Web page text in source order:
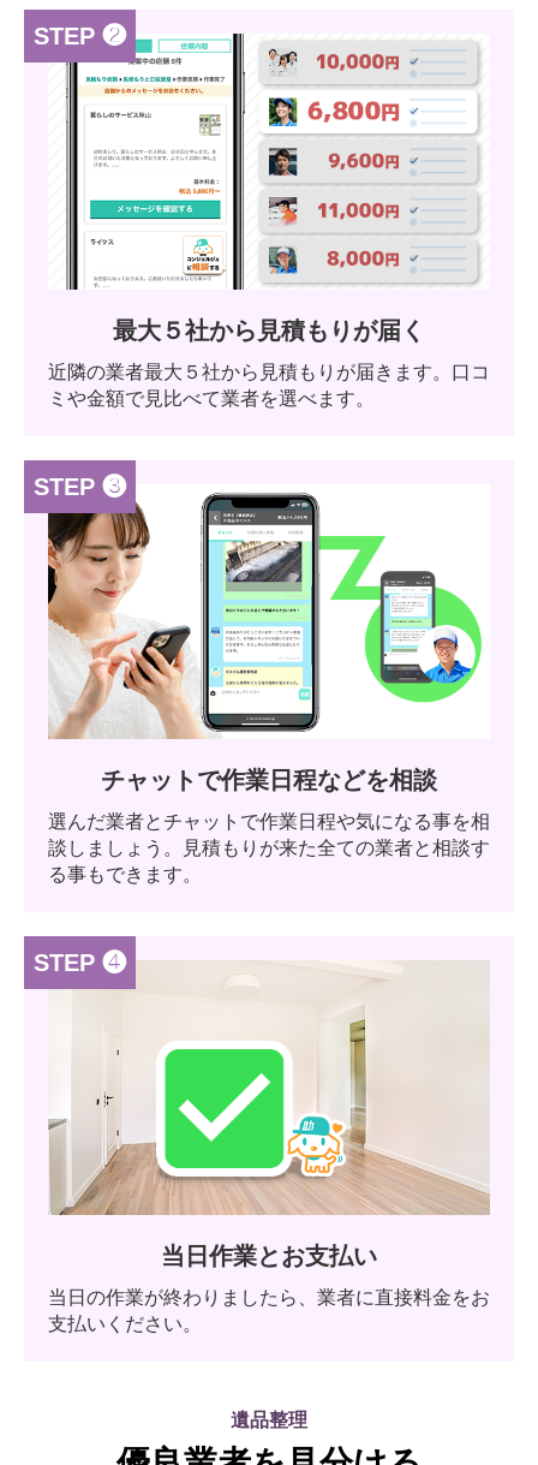
STEP ❷
最大５社から見積もりが届く
近隣の業者最大５社から見積もりが届きます。口コ
ミや金額で見比べて業者を選べます。
STEP ❸
チャットで作業日程などを相談
選んだ業者とチャットで作業日程や気になる事を相
談しましょう。見積もりが来た全ての業者と相談す
る事もできます。
STEP ❹
当日作業とお支払い
当日の作業が終わりましたら、業者に直接料金をお
支払いください。
遺品整理